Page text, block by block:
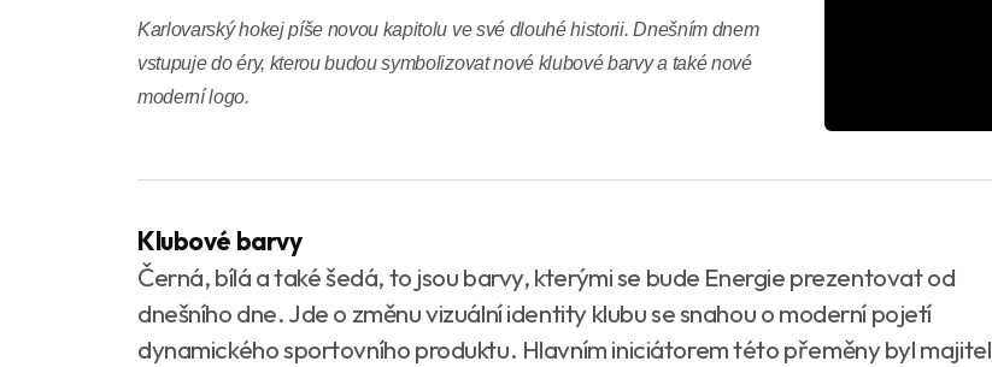
Karlovarský hokej píše novou kapitolu ve své dlouhé historii. Dnešním dnem
vstupuje do éry, kterou budou symbolizovat nové klubové barvy a také nové
moderní logo.
Klubové barvy
Černá, bílá a také šedá, to jsou barvy, kterými se bude Energie prezentovat od
dnešního dne. Jde o změnu vizuální identity klubu se snahou o moderní pojetí
dynamického sportovního produktu. Hlavním iniciátorem této přeměny byl majitel